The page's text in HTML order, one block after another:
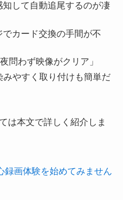
知して自動追尾するのが凄
でカード交換の手間が不
問わず映像がクリア」
みやすく取り付けも簡単だ
は本文で詳しく紹介しま
録画体験を始めてみません